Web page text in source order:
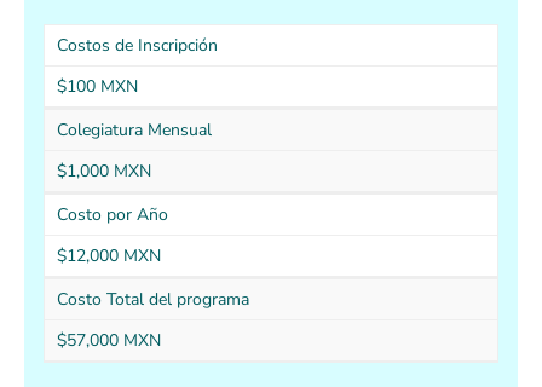
Costos de Inscripción
$100 MXN
Colegiatura Mensual
$1,000 MXN
Costo por Año
$12,000 MXN
Costo Total del programa
$57,000 MXN